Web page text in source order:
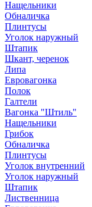
Нащельники
Обналичка
Плинтусы
Уголок наружный
Штапик
Шкант, черенок
Липа
Евровагонка
Полок
Галтели
Вагонка "Штиль"
Нащельники
Грибок
Обналичка
Плинтусы
Уголок внутренний
Уголок наружный
Штапик
Лиственница